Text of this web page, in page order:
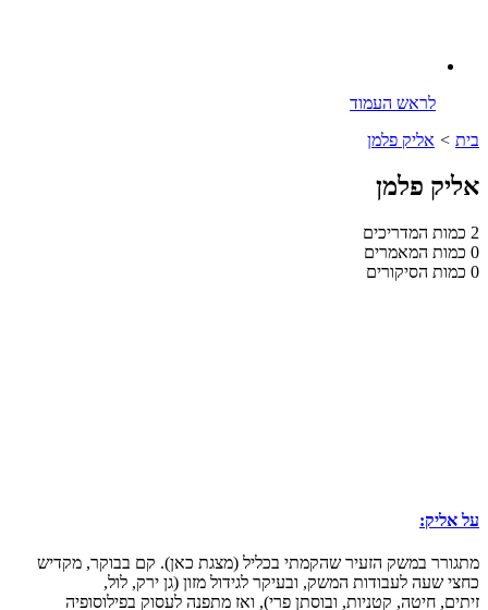
לראש העמוד
בית > אליק פלמן
אליק פלמן
2 כמות המדריכים
0 כמות המאמרים
0 כמות הסיקורים
על אליק:
מתגורר במשק הזעיר שהקמתי בכליל (מצגת כאן). קם בבוקר, מקדיש
כחצי שעה לעבודות המשק, ובעיקר לגידול מזון (גן ירק, לול,
זיתים, חיטה, קטניות, ובוסתן פרי), ואז מתפנה לעסוק בפילוסופיה